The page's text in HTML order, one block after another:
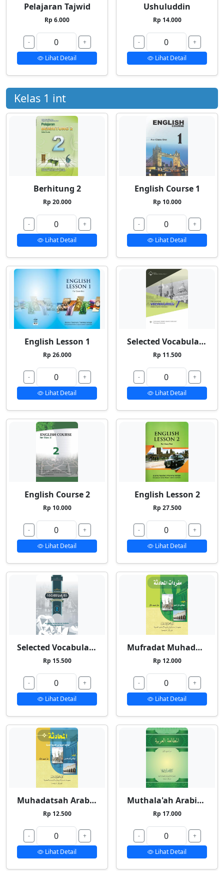
Pelajaran Tajwid
Rp 6.000
-
+
Lihat Detail
Ushuluddin
Rp 14.000
-
+
Lihat Detail
Kelas 1 int
Berhitung 2
Rp 20.000
-
+
Lihat Detail
English Course 1
Rp 10.000
-
+
Lihat Detail
English Lesson 1
Rp 26.000
-
+
Lihat Detail
Selected Vocabularies 1
Rp 11.500
-
+
Lihat Detail
English Course 2
Rp 10.000
-
+
Lihat Detail
English Lesson 2
Rp 27.500
-
+
Lihat Detail
Selected Vocabularies 2
Rp 15.500
-
+
Lihat Detail
Mufradat Muhadatsah
Rp 12.000
-
+
Lihat Detail
Muhadatsah Arabiyyah
Rp 12.500
-
+
Lihat Detail
Muthala'ah Arabiyyah
Rp 17.000
-
+
Lihat Detail